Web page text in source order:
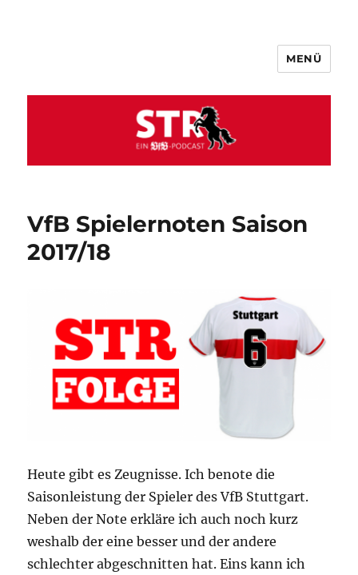
MENÜ
VfB Spielernoten Saison
2017/18
Heute gibt es Zeugnisse. Ich benote die
Saisonleistung der Spieler des VfB Stuttgart.
Neben der Note erkläre ich auch noch kurz
weshalb der eine besser und der andere
schlechter abgeschnitten hat. Eins kann ich